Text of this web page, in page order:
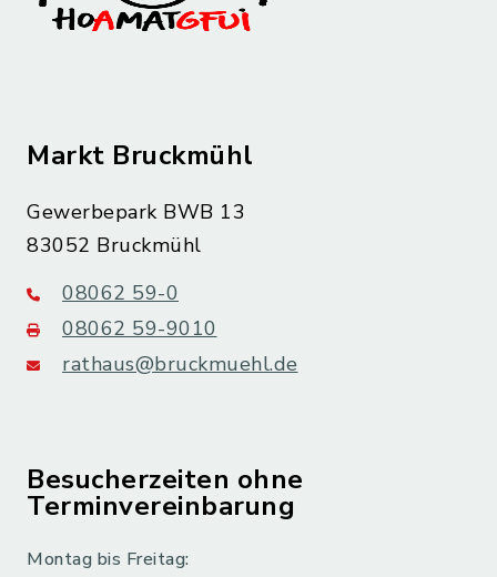
Markt Bruckmühl
Gewerbepark BWB 13
83052 Bruckmühl
08062 59-0
08062 59-9010
rathaus@bruckmuehl.de
Besucherzeiten ohne
Terminvereinbarung
Montag bis Freitag: